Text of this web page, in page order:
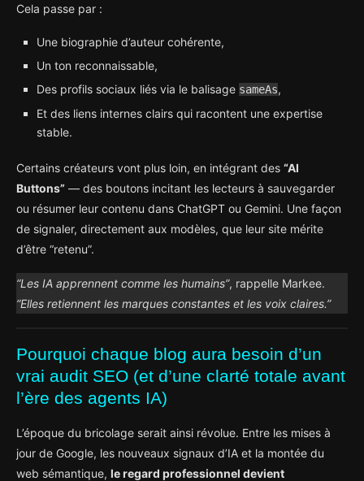
Cela passe par :
Une biographie d’auteur cohérente,
Un ton reconnaissable,
Des profils sociaux liés via le balisage sameAs,
Et des liens internes clairs qui racontent une expertise
stable.
Certains créateurs vont plus loin, en intégrant des “AI
Buttons” — des boutons incitant les lecteurs à sauvegarder
ou résumer leur contenu dans ChatGPT ou Gemini. Une façon
de signaler, directement aux modèles, que leur site mérite
d’être “retenu”.
“Les IA apprennent comme les humains”, rappelle Markee.
“Elles retiennent les marques constantes et les voix claires.”
Pourquoi chaque blog aura besoin d’un
vrai audit SEO (et d’une clarté totale avant
l’ère des agents IA)
L’époque du bricolage serait ainsi révolue. Entre les mises à
jour de Google, les nouveaux signaux d’IA et la montée du
web sémantique, le regard professionnel devient